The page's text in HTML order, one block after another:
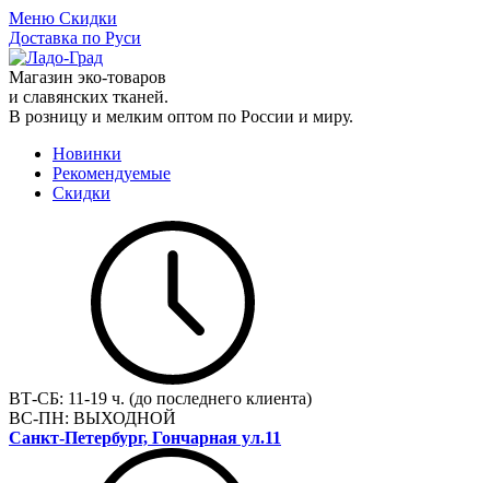
Меню Скидки
Доставка по Руси
Магазин эко-товаров
и славянских тканей.
В розницу и мелким оптом по России и миру.
Новинки
Рекомендуемые
Скидки
ВТ-СБ: 11-19 ч. (до последнего клиента)
ВС-ПН: ВЫХОДНОЙ
Санкт-Петербург, Гончарная ул.11